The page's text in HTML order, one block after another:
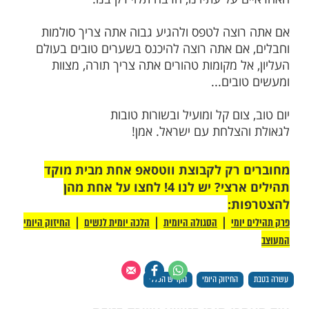
את זכר יקירו הנפטר, שהרי בכל אמירת
ומעלה את זכר אביו ואמו או כל קרוב
במסכת כלה: "לפי שבשעה שהבן אומר
מתירין את המת מן הפורעניות". וכן הובא
של האר"י ז"ל: "אין טעם אמירת קדיש
המת מדין גהינם בלבד, כמו שחושבים המון
בו עוד תועלת גדולה להכניסו לגן עדן,
ממדרגה למדרגה..."
קדיש יכול להעלות את נשמת יקיריו, אדם
הזה מצווה מעלה את נשמתו שלו מעלה,